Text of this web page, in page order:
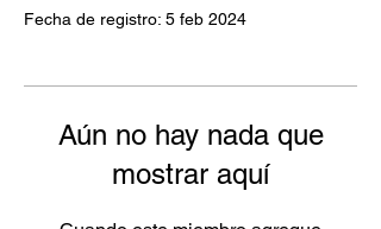
Fecha de registro: 5 feb 2024
Aún no hay nada que
mostrar aquí